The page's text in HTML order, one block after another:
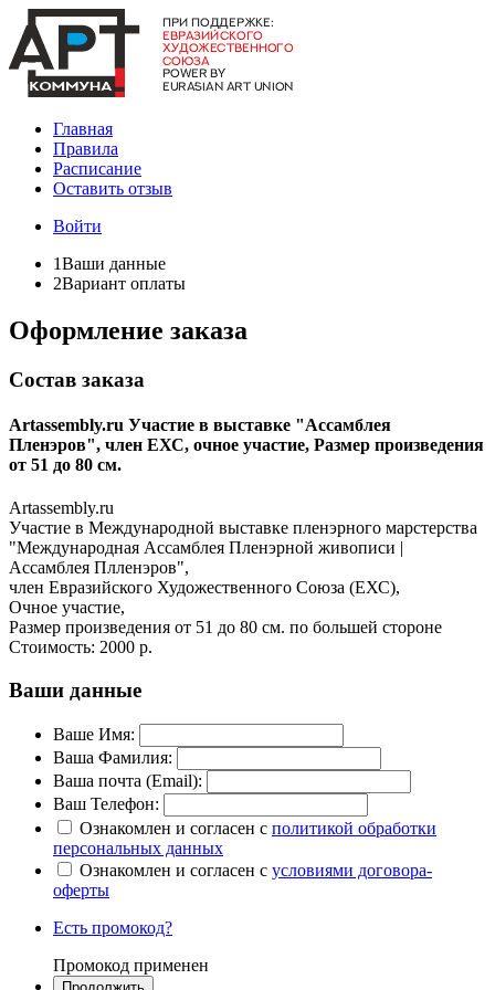
Главная
Правила
Расписание
Оставить отзыв
Войти
1Ваши данные
2Вариант оплаты
Оформление заказа
Состав заказа
Artassembly.ru Участие в выставке "Ассамблея
Пленэров", ​член ЕХС, очное участие, Размер произведения
от 51 до 80 см.
Artassembly.ru
Участие в Международной выставке пленэрного марстерства
"Международная Ассамблея Пленэрной живописи |
Ассамблея Плленэров", ​
член Евразийского Художественного Союза (ЕХС),
Очное участие,
Размер произведения от 51 до 80 см. по большей стороне
Стоимость: 2000 р.
Ваши данные
Ваше Имя:
Ваша Фамилия:
Ваша почта (Email):
Ваш Телефон:
Ознакомлен и согласен с политикой обработки
персональных данных
Ознакомлен и согласен с условиями договора-
оферты
Есть промокод?
Промокод применен